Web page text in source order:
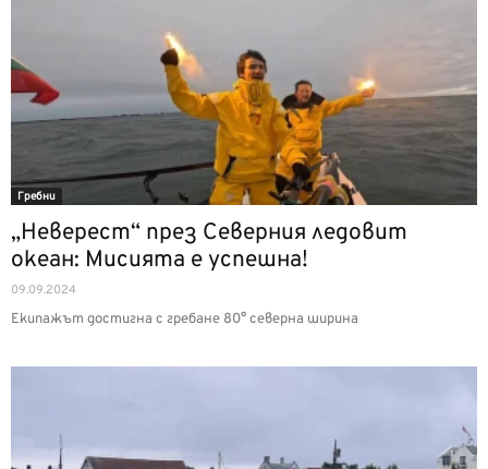
Гребни
„Неверест“ през Северния ледовит
океан: Мисията е успешна!
09.09.2024
Екипажът достигна с гребане 80° северна ширина